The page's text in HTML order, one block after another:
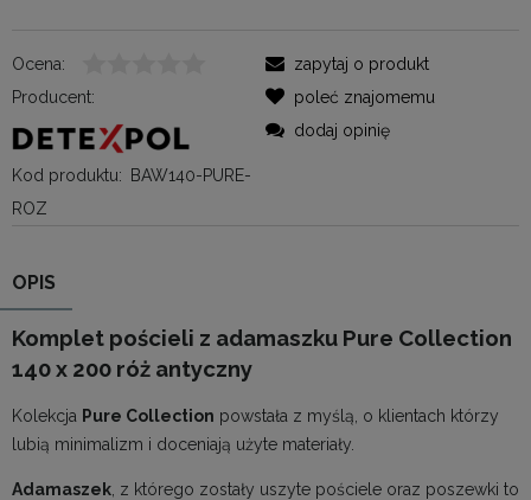
Ocena:
Producent:
Kod produktu:
BAW140-PURE-
ROZ
zapytaj o produkt
poleć znajomemu
dodaj opinię
OPIS
Komplet pościeli z adamaszku Pure Collection
140 x 200 róż antyczny
Kolekcja Pure Collection powstała z myślą, o klientach którzy
lubią minimalizm i doceniają użyte materiały.
Adamaszek , z którego zostały uszyte pościele oraz poszewki to